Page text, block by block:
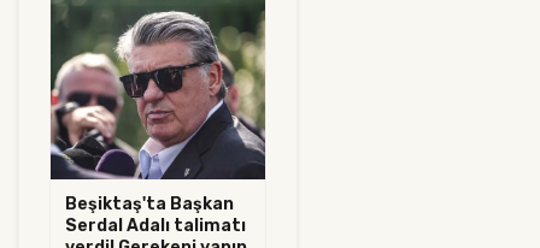
Beşiktaş'ta Başkan
Serdal Adalı talimatı